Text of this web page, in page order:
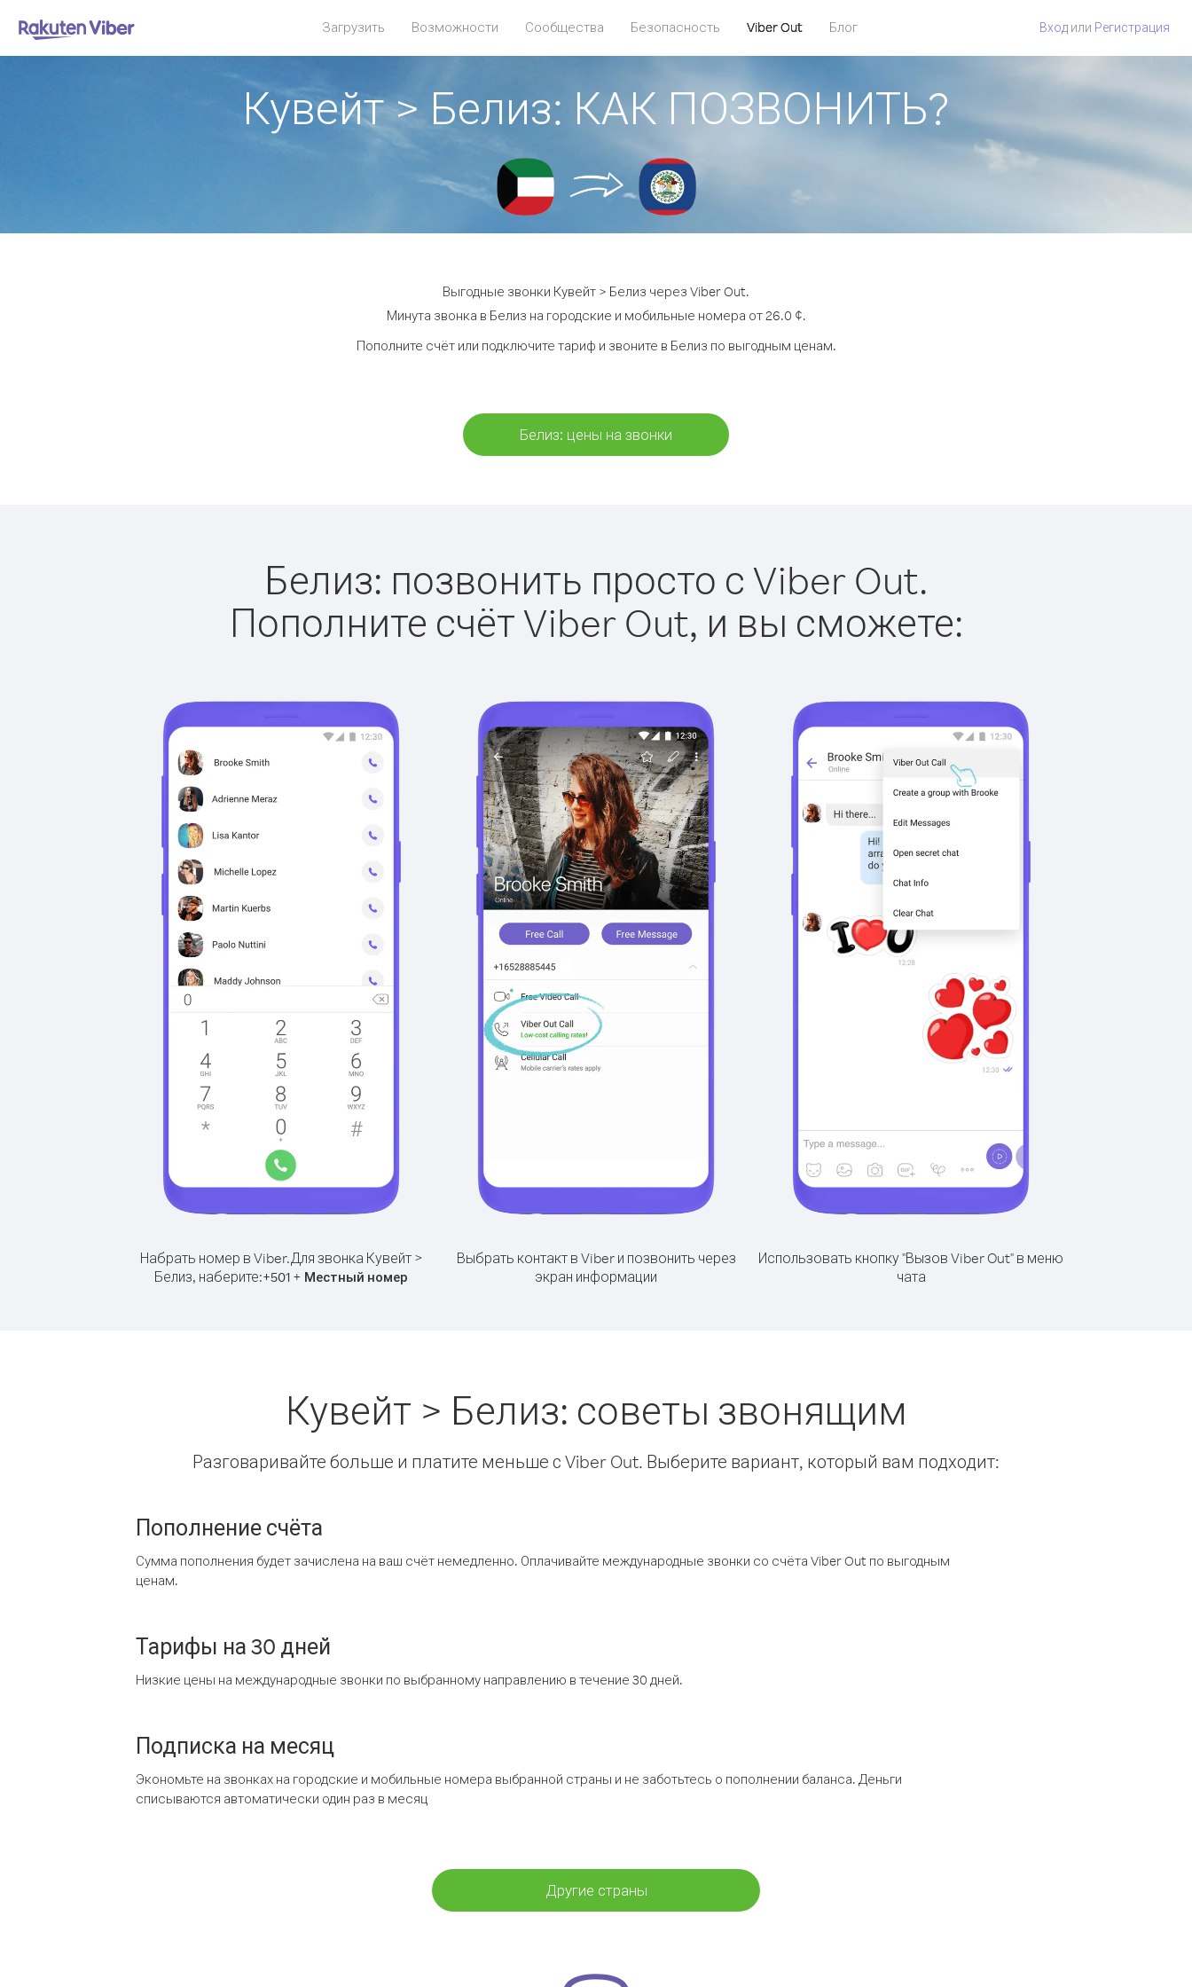
Загрузить Возможности Сообщества Безопасность Viber Out Блог Вход или Регистрация
Кувейт > Белиз: КАК ПОЗВОНИТЬ?
Выгодные звонки Кувейт > Белиз через Viber Out.
Минута звонка в Белиз на городские и мобильные номера от 26.0 ¢.
Пополните счёт или подключите тариф и звоните в Белиз по выгодным ценам.
Белиз: цены на звонки
Белиз: позвонить просто с Viber Out.
Пополните счёт Viber Out, и вы сможете:
Набрать номер в Viber.Для звонка Кувейт >
Белиз, наберите:+501 + Местный номер
Выбрать контакт в Viber и позвонить через
экран информации
Использовать кнопку "Вызов Viber Out" в меню
чата
Кувейт > Белиз: советы звонящим
Разговаривайте больше и платите меньше с Viber Out. Выберите вариант, который вам подходит:
Пополнение счёта
Сумма пополнения будет зачислена на ваш счёт немедленно. Оплачивайте международные звонки со счёта Viber Out по выгодным
ценам.
Тарифы на 30 дней
Низкие цены на международные звонки по выбранному направлению в течение 30 дней.
Подписка на месяц
Экономьте на звонках на городские и мобильные номера выбранной страны и не заботьтесь о пополнении баланса. Деньги
списываются автоматически один раз в месяц
Другие страны